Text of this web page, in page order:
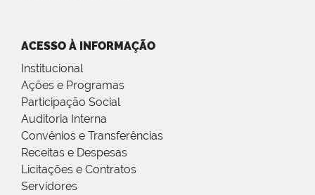
ACESSO À INFORMAÇÃO
Institucional
Ações e Programas
Participação Social
Auditoria Interna
Convênios e Transferências
Receitas e Despesas
Licitações e Contratos
Servidores